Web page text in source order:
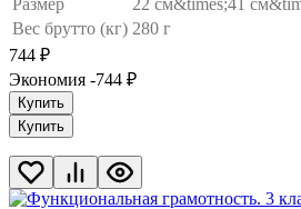
Размер
22 см&times;41
Вес брутто (кг) 280 г
744 ₽
Экономия -744 ₽
Купить
Купить